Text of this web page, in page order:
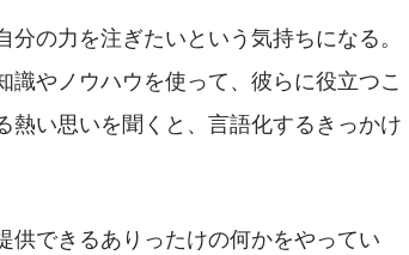
の力を注ぎたいという気持ちになる。
やノウハウを使って、彼らに役立つこ
熱い思いを聞くと、言語化するきっかけ
供できるありったけの何かをやってい